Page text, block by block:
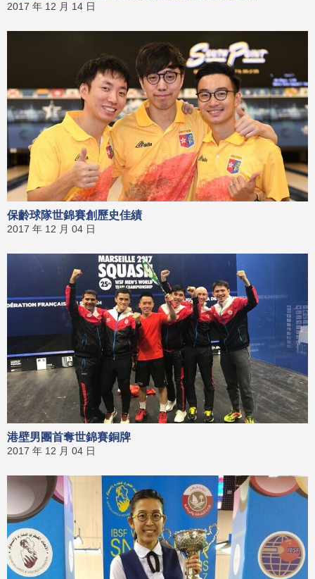
2017 年 12 月 14 日
保齡球隊世錦賽創歷史佳績
2017 年 12 月 04 日
港壁男團首奪世錦賽銅牌
2017 年 12 月 04 日